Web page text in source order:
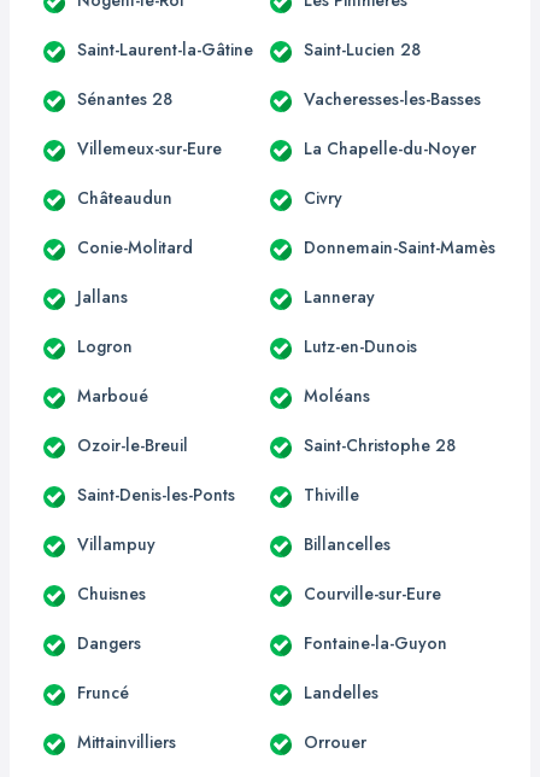
Saint-Laurent-la-Gâtine Saint-Lucien 28
Sénantes 28 Vacheresses-les-Basses
Villemeux-sur-Eure La Chapelle-du-Noyer
Châteaudun Civry
Conie-Molitard Donnemain-Saint-Mamès
Jallans Lanneray
Logron Lutz-en-Dunois
Marboué Moléans
Ozoir-le-Breuil Saint-Christophe 28
Saint-Denis-les-Ponts Thiville
Villampuy Billancelles
Chuisnes Courville-sur-Eure
Dangers Fontaine-la-Guyon
Fruncé Landelles
Mittainvilliers Orrouer